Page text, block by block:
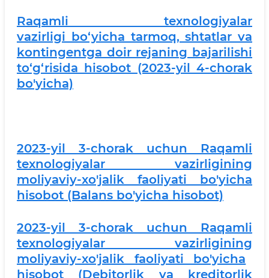
Raqamli texnologiyalar
vazirligi bo‘yicha tarmoq, shtatlar va
kontingentga doir rejaning bajarilishi
to‘g‘risida hisobot (2023-yil 4-chorak
bo'yicha)
2023-yil 3-chorak uchun Raqamli
texnologiyalar vazirligining
moliyaviy-xo'jalik faoliyati bo'yicha
hisobot (Balans bo'yicha hisobot)
2023-yil 3-chorak uchun Raqamli
texnologiyalar vazirligining
moliyaviy-xo'jalik faoliyati bo'yicha
hisobot (Debitorlik va kreditorlik